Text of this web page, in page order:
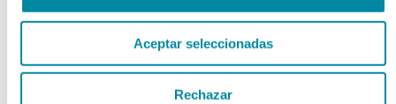
Aceptar seleccionadas
Rechazar
Producto Exclusivo Farmacéutico
Principios Activos Cosméticos
Principios Activos Farmacéuticos Especiales